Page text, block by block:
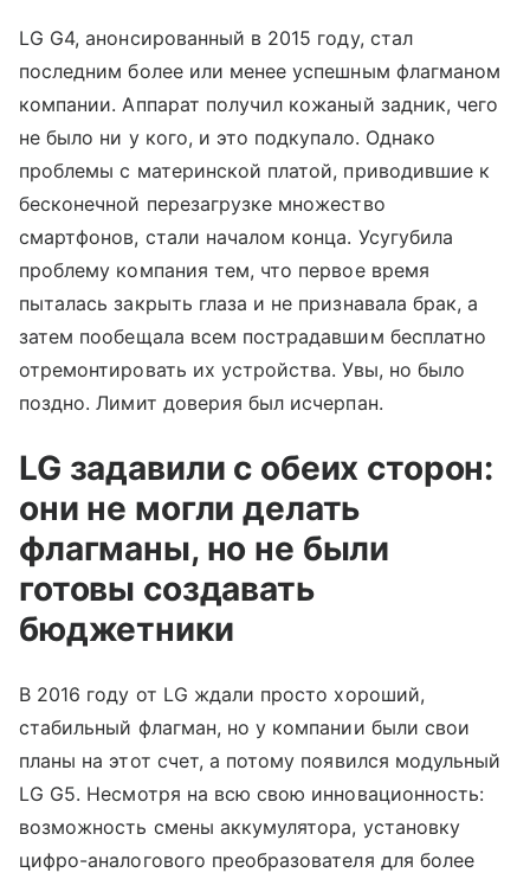
LG G4, анонсированный в 2015 году, стал
последним более или менее успешным флагманом
компании. Аппарат получил кожаный задник, чего
не было ни у кого, и это подкупало. Однако
проблемы с материнской платой, приводившие к
бесконечной перезагрузке множество
смартфонов, стали началом конца. Усугубила
проблему компания тем, что первое время
пыталась закрыть глаза и не признавала брак, а
затем пообещала всем пострадавшим бесплатно
отремонтировать их устройства. Увы, но было
поздно. Лимит доверия был исчерпан.
LG задавили с обеих сторон:
они не могли делать
флагманы, но не были
готовы создавать
бюджетники
В 2016 году от LG ждали просто хороший,
стабильный флагман, но у компании были свои
планы на этот счет, а потому появился модульный
LG G5. Несмотря на всю свою инновационность:
возможность смены аккумулятора, установку
цифро-аналогового преобразователя для более